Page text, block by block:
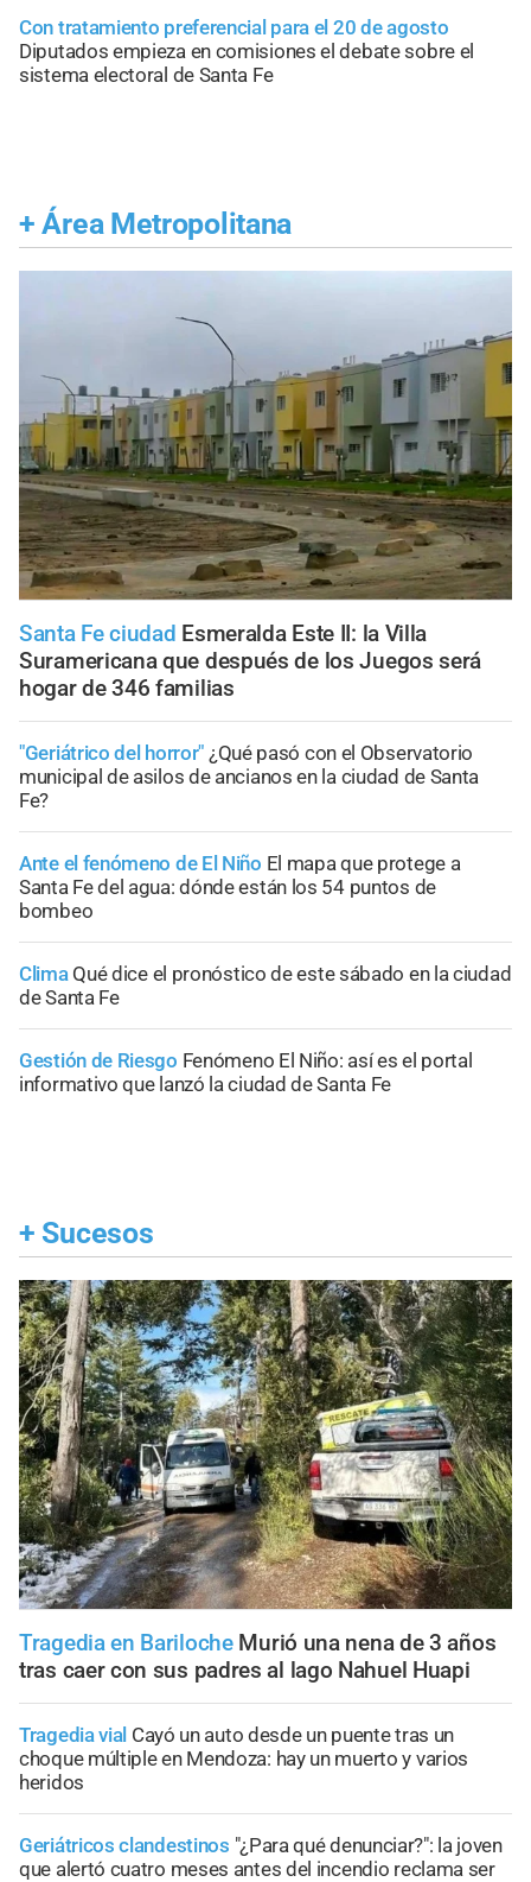
Con tratamiento preferencial para el 20 de agosto
Diputados empieza en comisiones el debate sobre el
sistema electoral de Santa Fe
+ Área Metropolitana
Santa Fe ciudad Esmeralda Este II: la Villa
Suramericana que después de los Juegos será
hogar de 346 familias
"Geriátrico del horror" ¿Qué pasó con el Observatorio
municipal de asilos de ancianos en la ciudad de Santa
Fe?
Ante el fenómeno de El Niño El mapa que protege a
Santa Fe del agua: dónde están los 54 puntos de
bombeo
Clima Qué dice el pronóstico de este sábado en la ciudad
de Santa Fe
Gestión de Riesgo Fenómeno El Niño: así es el portal
informativo que lanzó la ciudad de Santa Fe
+ Sucesos
Tragedia en Bariloche Murió una nena de 3 años
tras caer con sus padres al lago Nahuel Huapi
Tragedia vial Cayó un auto desde un puente tras un
choque múltiple en Mendoza: hay un muerto y varios
heridos
Geriátricos clandestinos "¿Para qué denunciar?": la joven
que alertó cuatro meses antes del incendio reclama ser